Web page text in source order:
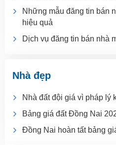
Những mẫu đăng tin bán
hiệu quả
Dịch vụ đăng tin bán nhà
Nhà đẹp
Nhà đất đội giá vì pháp lý
Bảng giá đất Đồng Nai
Đồng Nai hoàn tất bảng